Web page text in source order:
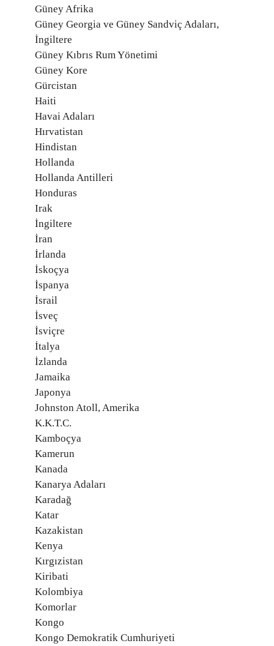
Güney Afrika
Güney Georgia ve Güney Sandviç Adaları,
İngiltere
Güney Kıbrıs Rum Yönetimi
Güney Kore
Gürcistan
Haiti
Havai Adaları
Hırvatistan
Hindistan
Hollanda
Hollanda Antilleri
Honduras
Irak
İngiltere
İran
İrlanda
İskoçya
İspanya
İsrail
İsveç
İsviçre
İtalya
İzlanda
Jamaika
Japonya
Johnston Atoll, Amerika
K.K.T.C.
Kamboçya
Kamerun
Kanada
Kanarya Adaları
Karadağ
Katar
Kazakistan
Kenya
Kırgızistan
Kiribati
Kolombiya
Komorlar
Kongo
Kongo Demokratik Cumhuriyeti